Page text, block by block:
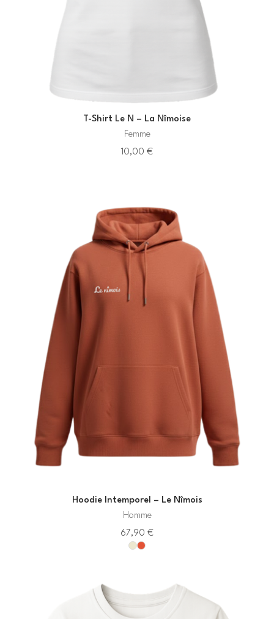
T-Shirt Le N – La Nîmoise
Femme
10,00 €
Hoodie Intemporel – Le Nîmois
Homme
67,90 €